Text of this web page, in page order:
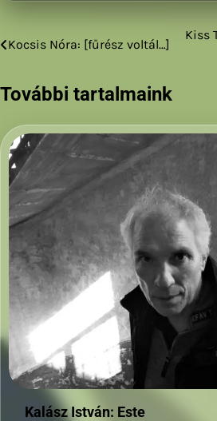
Bejegyzés
Kocsis Nóra: [fűrész voltál…]
Kiss
További tartalmaink
Kalász István: Este